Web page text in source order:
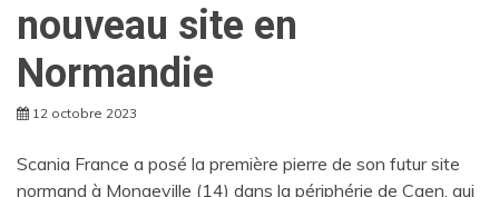
nouveau site en
Normandie
12 octobre 2023
Scania France a posé la première pierre de son futur site
normand à Mongeville (14) dans la périphérie de Caen, qui